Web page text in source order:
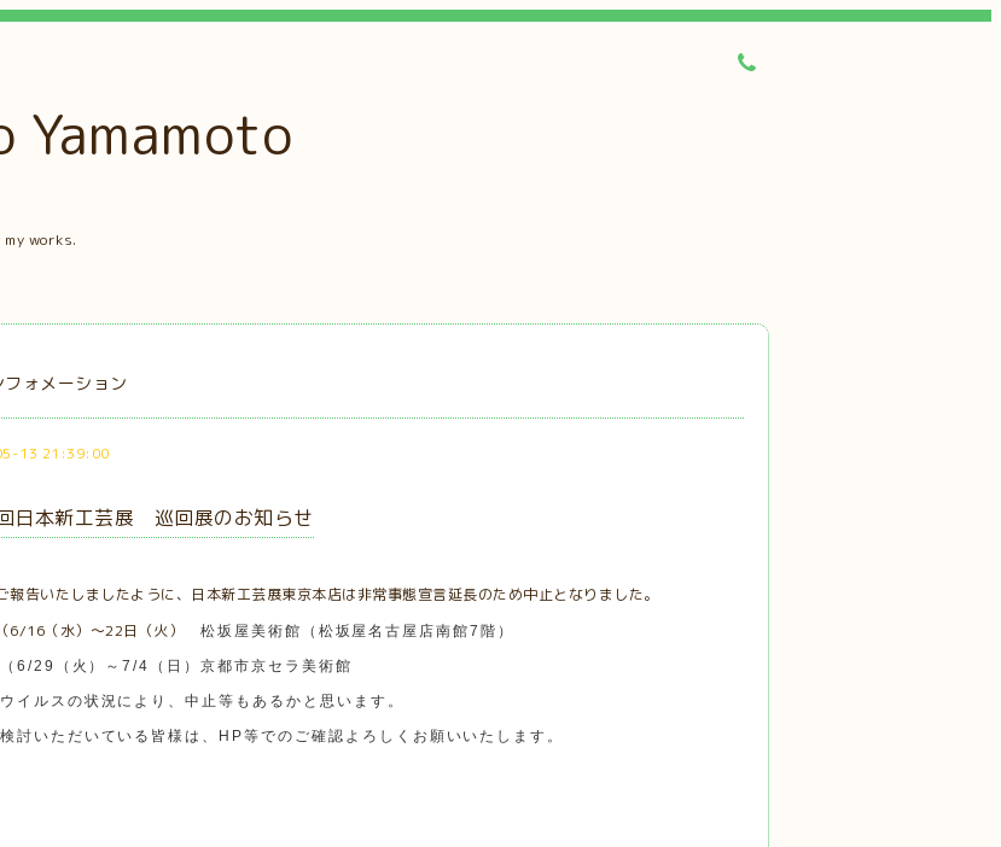
Yamamoto
works.
フォメーション
13 21:39:00
日本新工芸展 巡回展のお知らせ
報告いたしましたように、日本新工芸展東京本店は非常事態宣言延長のため中止となりました。
6/16（水）～22日（火）
松坂屋美術館（松坂屋名古屋店南館7階）
6/29（火）～7/4（日）京都市京セラ美術館
イルスの状況により、中止等もあるかと思います。
討いただいている皆様は、HP等でのご確認よろしくお願いいたします。